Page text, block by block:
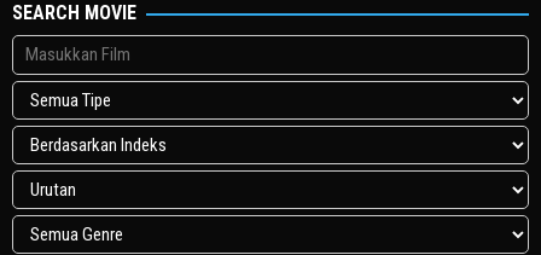
SEARCH MOVIE